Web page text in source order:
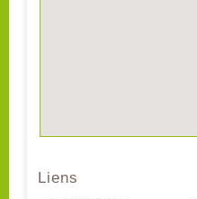
Liens